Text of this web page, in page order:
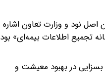
نود و وزارت تعاون اشاره
تجمیع اطلاعات بیمه‌ای» بود
در بهبود معیشت و